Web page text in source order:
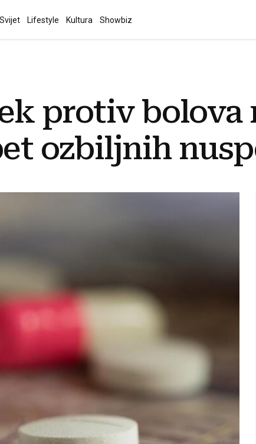
Svijet Lifestyle Kultura Showbiz
protiv bolova
ozbiljnih